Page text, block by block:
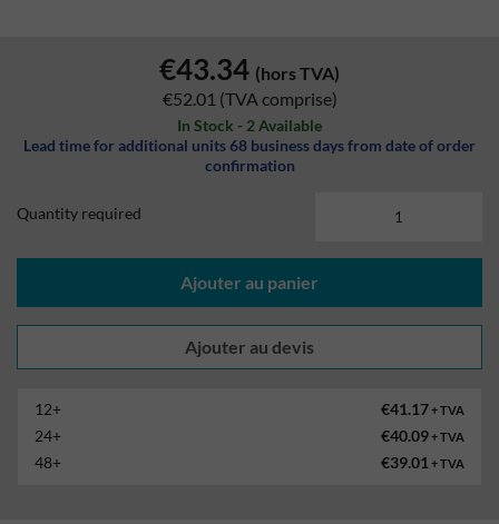
€43.34 (hors TVA)
€52.01 (TVA comprise)
In Stock - 2 Available
Lead time for additional units 68 business days from date of order
confirmation
Quantity required
Ajouter au panier
12+ €41.17+ TVA
24+ €40.09+ TVA
48+ €39.01 + TVA